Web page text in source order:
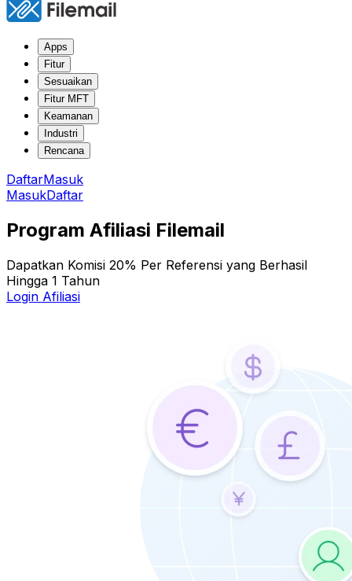
Apps
Fitur
Sesuaikan
Fitur MFT
Keamanan
Industri
Rencana
DaftarMasuk
MasukDaftar
Program Afiliasi Filemail
Dapatkan Komisi 20% Per Referensi yang Berhasil
Hingga 1 Tahun
Login Afiliasi